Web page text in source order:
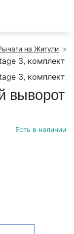
на Жигули
выворот
Есть в наличии